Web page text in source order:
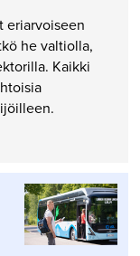
eriarvoiseen
he valtiolla,
Kaikki